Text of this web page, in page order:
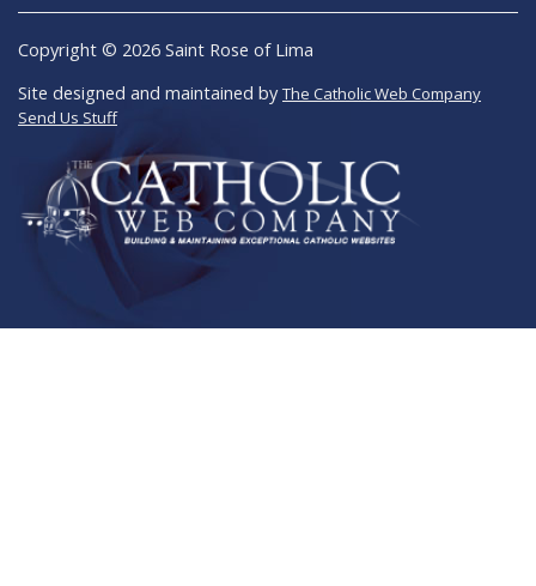
Copyright © 2026 Saint Rose of Lima
Site designed and maintained byThe Catholic Web Company
Send Us Stuff